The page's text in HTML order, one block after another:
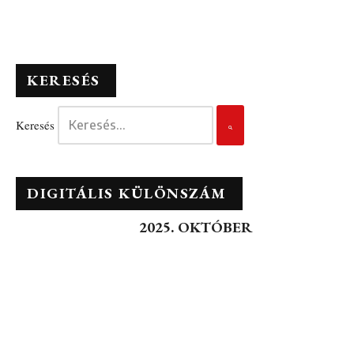
KERESÉS
Keresés
DIGITÁLIS KÜLÖNSZÁM
2025. OKTÓBER